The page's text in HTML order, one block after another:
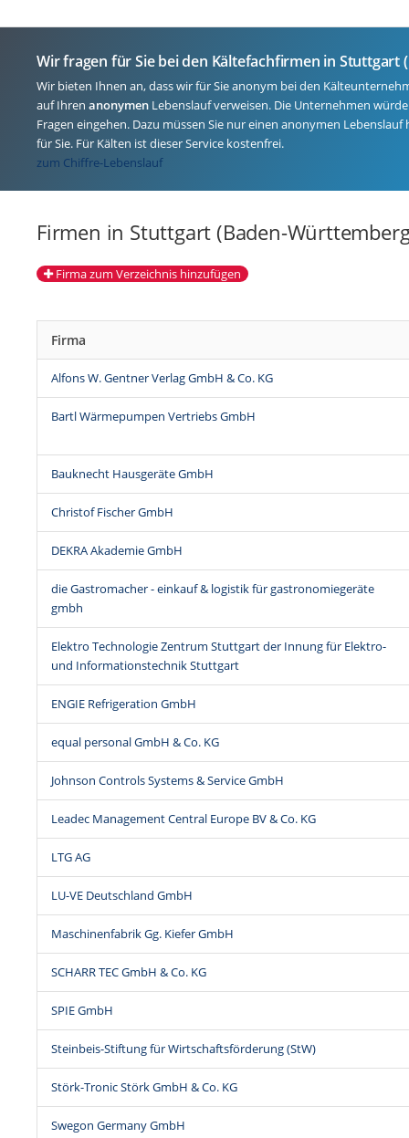
Wir fragen für Sie bei den Kältefachfirmen in Stuttgart
Wir bieten Ihnen an, dass wir für Sie anonym bei den
auf Ihren anonymen Lebenslauf verweisen. Die Unternehmen
Fragen eingehen. Dazu müssen Sie nur einen anonymen
für Sie. Für Kälten ist dieser Service kostenfrei.
zum Chiffre-Lebenslauf
Firmen in Stuttgart (Baden-
Firma zum Verzeichnis hinzufügen
Firma
Alfons W. Gentner Verlag GmbH & Co. KG
Bartl Wärmepumpen Vertriebs GmbH
Bauknecht Hausgeräte GmbH
Christof Fischer GmbH
DEKRA Akademie GmbH
die Gastromacher - einkauf & logistik für gastronomiegeräte
gmbh
Elektro Technologie Zentrum Stuttgart der Innung für Elektro-
und Informationstechnik Stuttgart
ENGIE Refrigeration GmbH
equal personal GmbH & Co. KG
Johnson Controls Systems & Service GmbH
Leadec Management Central Europe BV & Co. KG
LTG AG
LU-VE Deutschland GmbH
Maschinenfabrik Gg. Kiefer GmbH
SCHARR TEC GmbH & Co. KG
SPIE GmbH
Steinbeis-Stiftung für Wirtschaftsförderung (StW)
Störk-Tronic Störk GmbH & Co. KG
Swegon Germany GmbH